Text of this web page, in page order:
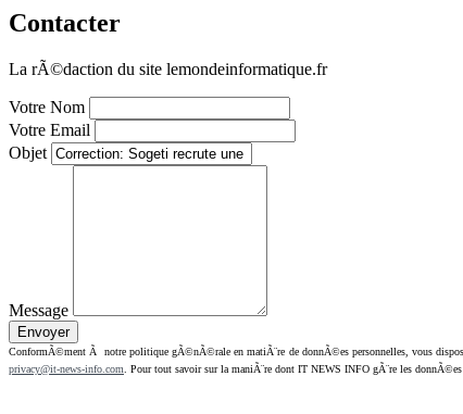
Contacter
La rÃ©daction du site lemondeinformatique.fr
Votre Nom
Votre Email
Objet
Message
ConformÃ©ment Ã notre politique gÃ©nÃ©rale en matiÃ¨re de donnÃ©es personnelles, vous
privacy@it-news-info.com . Pour tout savoir sur la maniÃ¨re dont IT NEWS INFO gÃ¨re les